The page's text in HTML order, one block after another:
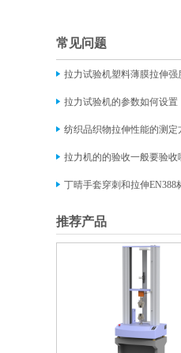
常见问题
拉力试验机塑料薄膜拉伸强
拉力试验机的参数如何设置
纺织品织物拉伸性能的测定
拉力机的的验收一般要验收
丁晴手套穿刺和拉伸EN388
推荐产品